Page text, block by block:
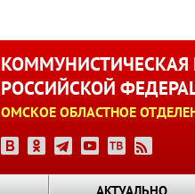
КОММУНИСТИЧЕСКАЯ
РОССИЙСКОЙ
ОМСКОЕ ОБЛАСТНОЕ